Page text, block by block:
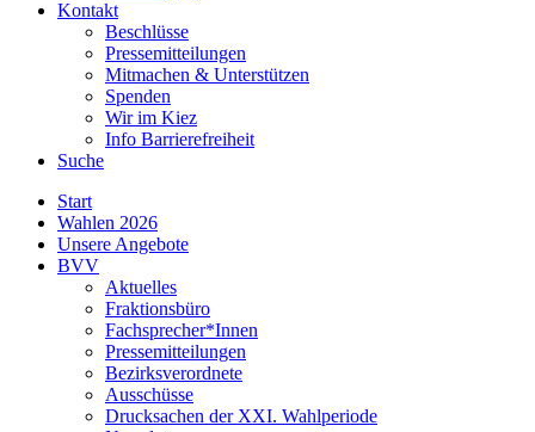
Kontakt
Beschlüsse
Pressemitteilungen
Mitmachen & Unterstützen
Spenden
Wir im Kiez
Info Barrierefreiheit
Suche
Start
Wahlen 2026
Unsere Angebote
BVV
Aktuelles
Fraktionsbüro
Fachsprecher*Innen
Pressemitteilungen
Bezirksverordnete
Ausschüsse
Drucksachen der XXI. Wahlperiode